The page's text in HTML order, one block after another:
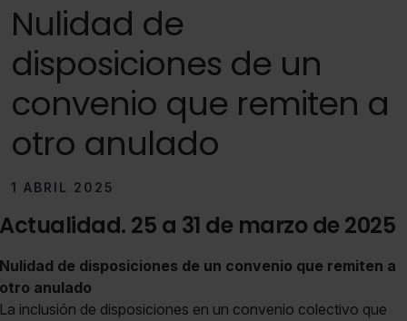
Nulidad de
disposiciones de un
convenio que remiten a
otro anulado
1 ABRIL 2025
Actualidad. 25 a 31 de marzo de 2025
Nulidad de disposiciones de un convenio que remiten a
otro anulado
La inclusión de disposiciones en un convenio colectivo que